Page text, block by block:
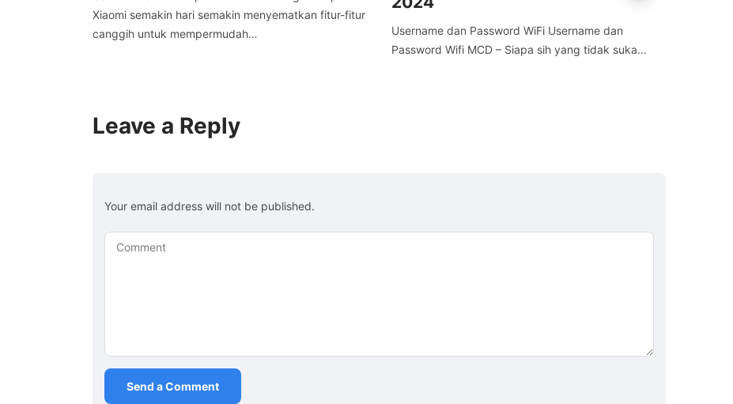
Xiaomi semakin hari semakin menyematkan fitur-fitur
canggih untuk mempermudah…
Username dan Password WiFi Username dan
Password Wifi MCD – Siapa sih yang tidak suka…
Leave a Reply
Your email address will not be published.
Comment